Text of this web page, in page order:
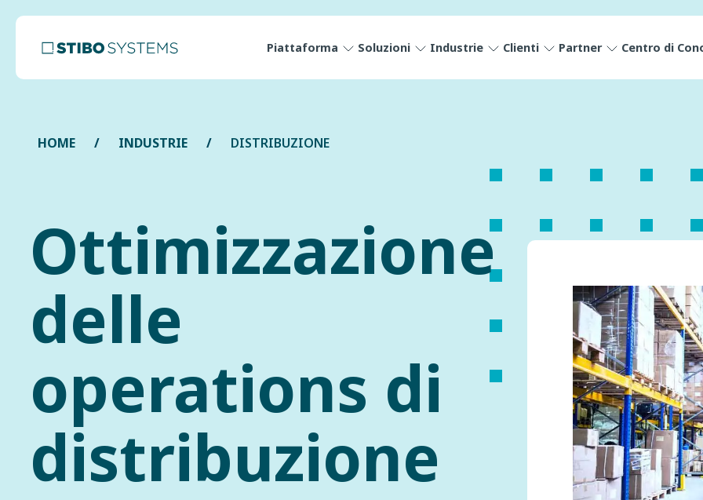
Piattaforma Soluzioni Industrie Clienti Partner Centro di
HOME INDUSTRIE DISTRIBUZIONE
Ottimizzazione
delle
operations di
distribuzione